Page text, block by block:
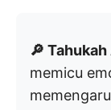
🔎
memicu